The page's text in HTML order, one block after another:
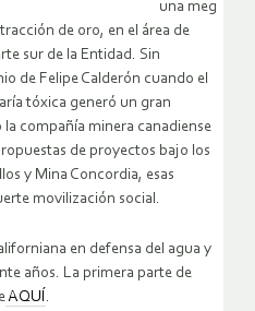
una meg
de oro, en el área de
sur de la Entidad. Sin
de Felipe Calderón cuando el
tóxica generó un gran
compañía minera canadiense
de proyectos bajo los
y Mina Concordia, esas
movilización social.
en defensa del agua y
años. La primera parte de
AQUÍ .